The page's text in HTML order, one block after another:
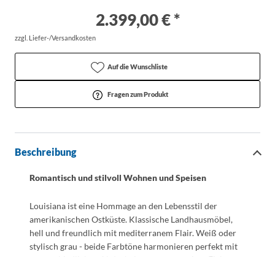
2.399,00 € *
zzgl. Liefer-/Versandkosten
Auf die Wunschliste
Fragen zum Produkt
Beschreibung
Romantisch und stilvoll Wohnen und Speisen
Louisiana ist eine Hommage an den Lebensstil der
amerikanischen Ostküste. Klassische Landhausmöbel,
hell und freundlich mit mediterranem Flair. Weiß oder
stylisch grau - beide Farbtöne harmonieren perfekt mit